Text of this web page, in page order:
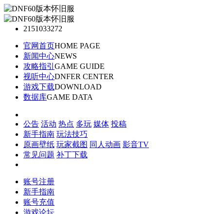
2151033272
官网首页HOME PAGE
新闻中心NEWS
攻略指引GAME GUIDE
视听中心DNFER CENTER
游戏下载DOWNLOAD
数据库GAME DATA
公告 活动 热点 多玩 媒体 投稿
新手指南 玩法技巧
原画壁纸 玩家截图 同人动画 影音TV
常见问题 补丁下载
账号注册
新手指南
账号充值
游戏论坛